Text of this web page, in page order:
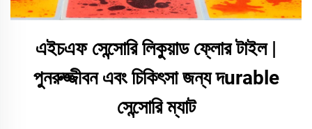
এইচএফ সেন্সোরি লিকুয়াড ফ্লোর টাইল |
পুনরুজ্জীবন এবং চিকিৎসা জন্য দurable
সেন্সোরি ম্যাট